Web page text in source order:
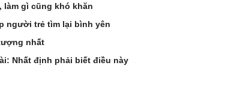
gì cũng khó khăn
người trẻ tìm lại bình yên
nhất
Nhất định phải biết điều này